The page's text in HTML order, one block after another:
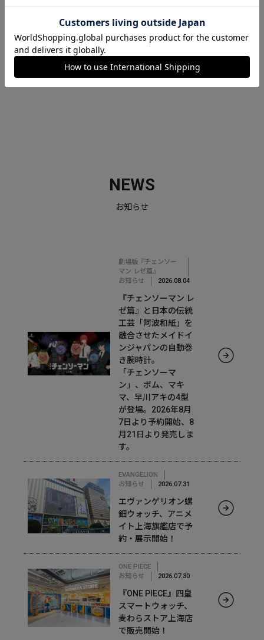
アニメの頭文字A、ゲーム
のCを組み合わせ、勇壮な
帆船の姿に、世界に漕ぎ出
テンツのイメージを重ねて
います。
NEWS
お知らせ
劇場版『チェンソー
マン レゼ篇』
お知らせ
2026.08.04
『チェンソーマン レ
ゼ篇』と日本の伝統
工芸「阿波和紙」を
融合させたメイドイ
ンジャパンの自動巻
き腕時計。
「チェンソーマ
ン」、ボム、マキ
マ、早川アキの4型
が登場。2026年8月
7日より予約開始、8
月21日より発売しま
す。
EVANGELION
お知らせ
2026.07.31
エヴァンゲリオン螺
鈿ウォッチ、アニメ
イト上海旗艦店で予
約・展示開始！
ONE PIECE
お知らせ
2026.07.30
『ONE PIECE』四皇
スマートウォッチ、
麦わらストア上海店
で販売開始！